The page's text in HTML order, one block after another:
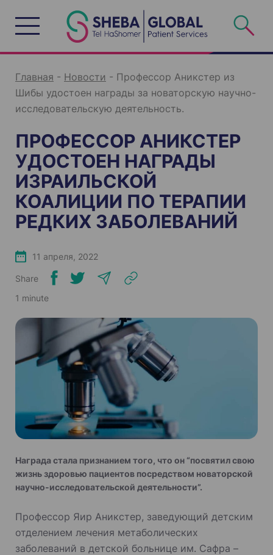
c
Главная - Новости - Профессор Аникстер из
Шибы удостоен награды за новаторскую научно-
исследовательскую деятельность.
ПРОФЕССОР АНИКСТЕР
УДОСТОЕН НАГРАДЫ
ИЗРАИЛЬСКОЙ
КОАЛИЦИИ ПО ТЕРАПИИ
РЕДКИХ ЗАБОЛЕВАНИЙ
11 апреля, 2022
Share
1 minute
Награда стала признанием того, что он “посвятил свою
жизнь здоровью пациентов посредством новаторской
научно-исследовательской деятельности”.
Профессор Яир Аникстер, заведующий детским
отделением лечения метаболических
заболеваний в детской больнице им. Сафра –